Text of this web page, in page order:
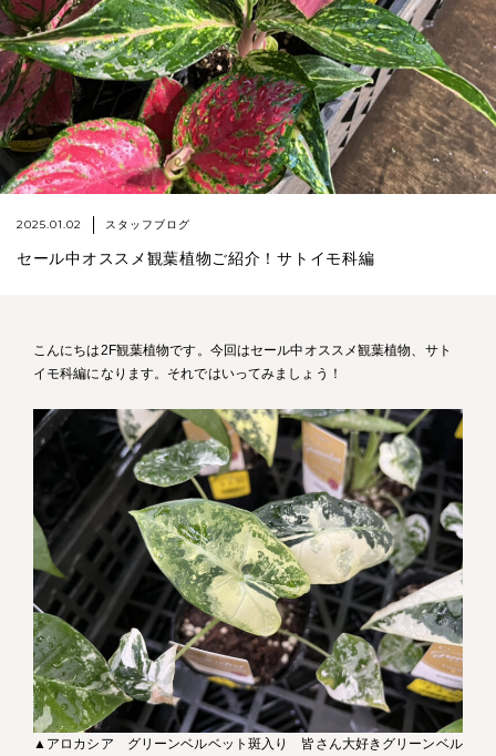
2025.01.02 スタッフブログ
セール中オススメ観葉植物ご紹介！サトイモ科編
こんにちは2F観葉植物です。今回はセール中オススメ観葉植物、サト
イモ科編になります。それではいってみましょう！
▲アロカシア グリーンベルベット斑入り 皆さん大好きグリーンベル